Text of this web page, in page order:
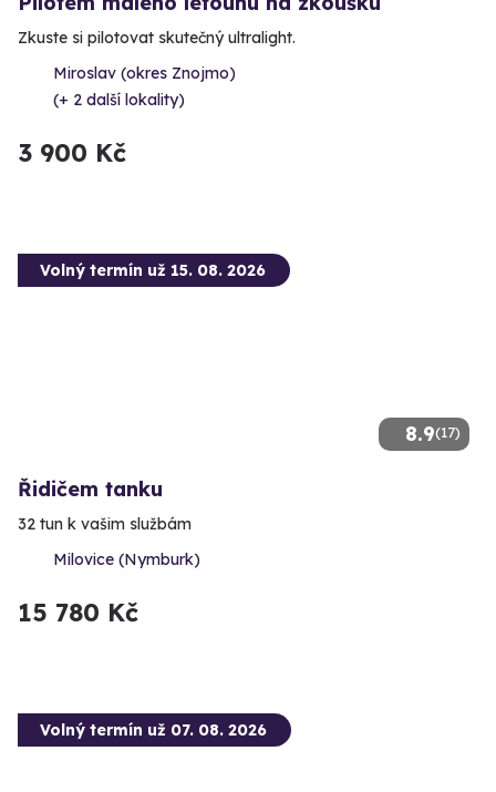
Zkuste si pilotovat skutečný ultralight.
Miroslav (okres Znojmo)
(+ 2 další lokality)
3 900 Kč
8.9(17)
Volný termín už 15. 08. 2026
Řidičem tanku
32 tun k vašim službám
Milovice (Nymburk)
15 780 Kč
Volný termín už 07. 08. 2026